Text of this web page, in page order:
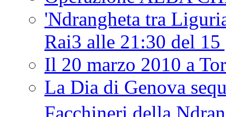
'Ndrangheta tra
Rai3 alle 21:30 del
Il 20 marzo 2010 a
La Dia di Genova
Facchineri della